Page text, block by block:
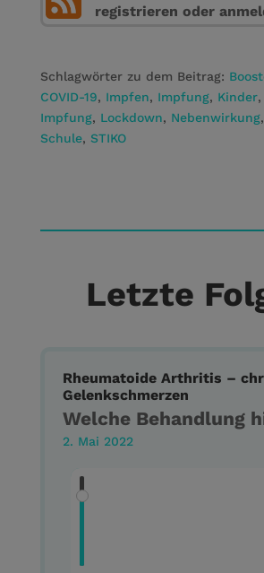
registrieren oder
Schlagwörter zu dem Beitrag:
COVID-19, Impfen, Impfung, Kinder,
Impfung, Lockdown, Nebenwirkung,
Schule, STIKO
Letzte
Rheumatoide Arthritis –
Gelenkschmerzen
Welche Behandlung
2. Mai 2022